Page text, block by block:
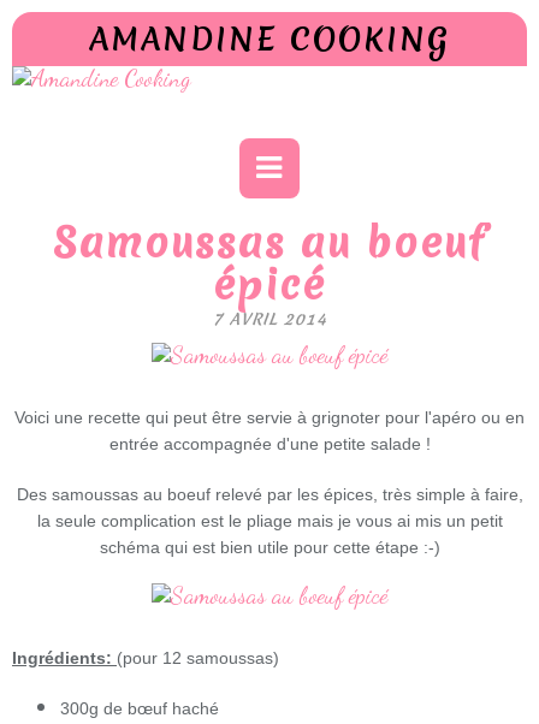
AMANDINE COOKING
Samoussas au boeuf
épicé
7 AVRIL 2014
Voici une recette qui peut être servie à grignoter pour l'apéro ou en
entrée accompagnée d'une petite salade !
Des samoussas au boeuf relevé par les épices, très simple à faire,
la seule complication est le pliage mais je vous ai mis un petit
schéma qui est bien utile pour cette étape :-)
Ingrédients: (pour 12 samoussas)
300g de bœuf haché